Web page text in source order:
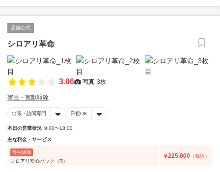
店舗公式
シロアリ革命
3.06 写真 3枚
害虫・害獣駆除
出張・訪問専門 日祝OK
本日の営業状況 9:00〜18:00
主な料金・サービス
害虫駆除
シロアリ安心パック（R）
￥225,000 （税込）